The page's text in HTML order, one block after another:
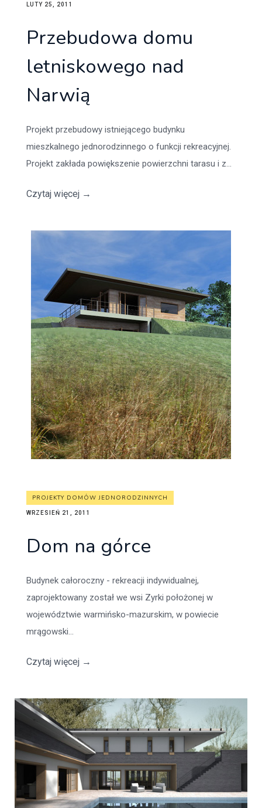
LUTY 25, 2011
Przebudowa domu
letniskowego nad
Narwią
Projekt przebudowy istniejącego budynku
mieszkalnego jednorodzinnego o funkcji rekreacyjnej.
Projekt zakłada powiększenie powierzchni tarasu i z...
Czytaj więcej →
PROJEKTY DOMÓW JEDNORODZINNYCH
WRZESIEŃ 21, 2011
Dom na górce
Budynek całoroczny - rekreacji indywidualnej,
zaprojektowany został we wsi Zyrki położonej w
województwie warmińsko-mazurskim, w powiecie
mrągowski...
Czytaj więcej →